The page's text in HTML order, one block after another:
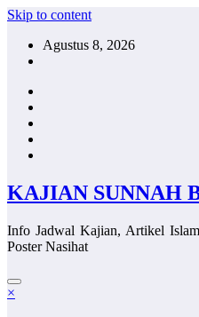
Skip to content
Agustus 8, 2026
KAJIAN SUNNAH
Info Jadwal Kajian, Artikel
Poster Nasihat
×